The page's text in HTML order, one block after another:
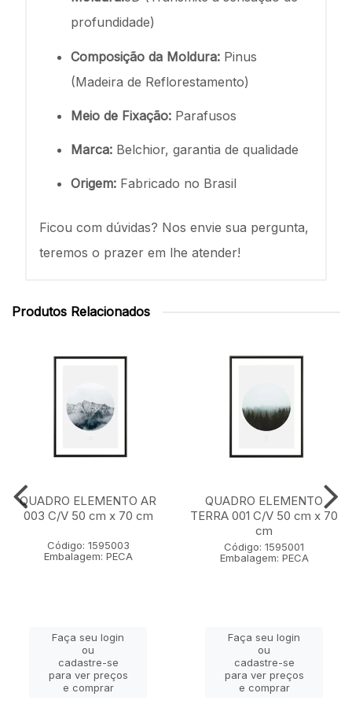
profundidade)
Composição da Moldura: Pinus
(Madeira de Reflorestamento)
Meio de Fixação: Parafusos
Marca: Belchior, garantia de qualidade
Origem: Fabricado no Brasil
Ficou com dúvidas? Nos envie sua pergunta,
teremos o prazer em lhe atender!
Produtos Relacionados
QUADRO ELEMENTO AR
003 C/V 50 cm x 70 cm
Código: 1595003
Embalagem: PECA
Faça seu login
ou
cadastre-se
para ver preços
e comprar
QUADRO ELEMENTO
TERRA 001 C/V 50 cm x 70
cm
Código: 1595001
Embalagem: PECA
Faça seu login
ou
cadastre-se
para ver preços
e comprar